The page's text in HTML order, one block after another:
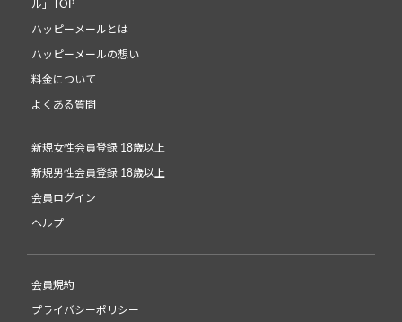
ル」TOP
ハッピーメールとは
ハッピーメールの想い
料金について
よくある質問
新規女性会員登録 18歳以上
新規男性会員登録 18歳以上
会員ログイン
ヘルプ
会員規約
プライバシーポリシー